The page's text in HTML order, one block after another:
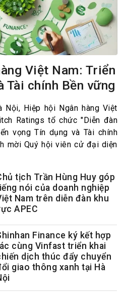
Việt Nam: Triển
Tài chính Bền vững
Hiệp hội Ngân hàng Việt
Ratings tổ chức "Diễn đàn
vọng Tín dụng và Tài chính
mời Quý hội viên cử đại diện
tịch Trần Hùng Huy góp
nói của doanh nghiệp
Nam trên diễn đàn khu
APEC
Finance ký kết hợp
cùng Vinfast triển khai
dịch thúc đẩy chuyển
giao thông xanh tại Hà